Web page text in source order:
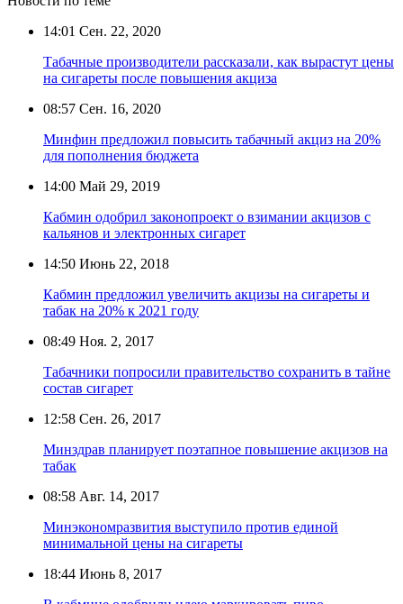
14:01 Сен. 22, 2020
Табачные производители рассказали, как вырастут цены
на сигареты после повышения акциза
08:57 Сен. 16, 2020
Минфин предложил повысить табачный акциз на 20%
для пополнения бюджета
14:00 Май 29, 2019
Кабмин одобрил законопроект о взимании акцизов с
кальянов и электронных сигарет
14:50 Июнь 22, 2018
Кабмин предложил увеличить акцизы на сигареты и
табак на 20% к 2021 году
08:49 Ноя. 2, 2017
Табачники попросили правительство сохранить в тайне
состав сигарет
12:58 Сен. 26, 2017
Минздрав планирует поэтапное повышение акцизов на
табак
08:58 Авг. 14, 2017
Минэкономразвития выступило против единой
минимальной цены на сигареты
18:44 Июнь 8, 2017